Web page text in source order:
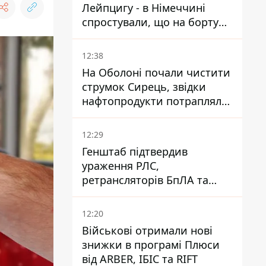
Лейпцигу - в Німеччині
спростували, що на борту
українського літака були
зброя та боєприпаси
12:38
На Оболоні почали чистити
струмок Сирець, звідки
нафтопродукти потрапляли
до озер
12:29
Генштаб підтвердив
ураження РЛС,
ретрансляторів БпЛА та
інших військових об'єктів
РФ у Криму й на півдні
12:20
Військові отримали нові
знижки в програмі Плюси
від ARBER, ІБІС та RIFT